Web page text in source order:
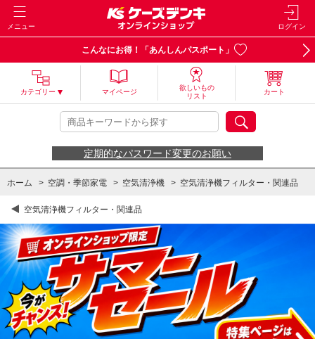
メニュー ログイン
こんなにお得！「あんしんパスポート」
カテゴリー マイページ
欲しいもの
リスト
カート
定期的なパスワード変更のお願い
ホーム > 空調・季節家電 > 空気清浄機 > 空気清浄機フィルター・関連品
空気清浄機フィルター・関連品